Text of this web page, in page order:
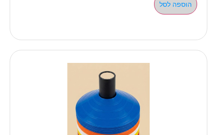
הוספה לסל